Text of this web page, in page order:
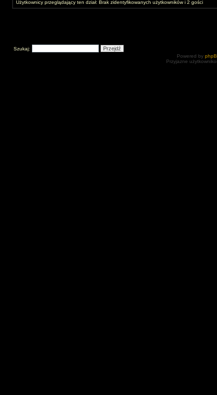
Użytkownicy przeglądający ten dział: Brak zidentyfikowanych użytkowników i 2 gości
Szukaj:
Powered by
Przyjazne